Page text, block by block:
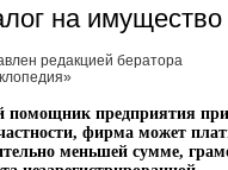
на имущество
редакцией бератора
помощник предприятия при
фирма может
меньшей сумме,